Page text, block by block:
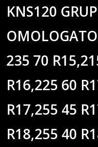
KNS120
235 70
R16,225 60
R17,255 45
R18,255 40